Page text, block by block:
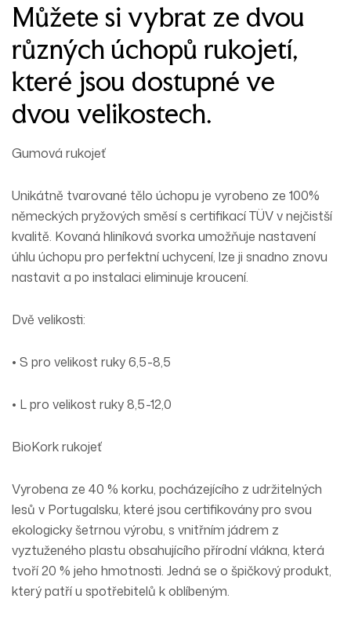
Můžete si vybrat ze dvou
různých úchopů rukojetí,
které jsou dostupné ve
dvou velikostech.
Gumová rukojeť
Unikátně tvarované tělo úchopu je vyrobeno ze 100%
německých pryžových směsí s certifikací TÜV v nejčistší
kvalitě. Kovaná hliníková svorka umožňuje nastavení
úhlu úchopu pro perfektní uchycení, lze ji snadno znovu
nastavit a po instalaci eliminuje kroucení.
Dvě velikosti:
• S pro velikost ruky 6,5-8,5
• L pro velikost ruky 8,5-12,0
BioKork rukojeť
Vyrobena ze 40 % korku, pocházejícího z udržitelných
lesů v Portugalsku, které jsou certifikovány pro svou
ekologicky šetrnou výrobu, s vnitřním jádrem z
vyztuženého plastu obsahujícího přírodní vlákna, která
tvoří 20 % jeho hmotnosti. Jedná se o špičkový produkt,
který patří u spotřebitelů k oblíbeným.